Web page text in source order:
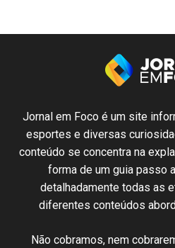
Jornal em Foco é um site
esportes e diversas
conteúdo se concentra na
forma de um guia passo
detalhadamente todas as
diferentes conteúdos
Não cobramos, nem